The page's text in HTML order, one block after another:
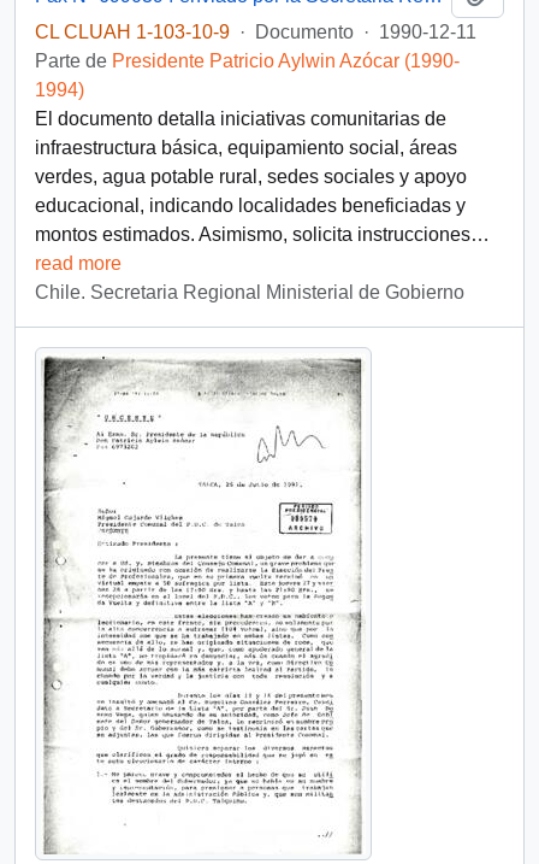
CL CLUAH 1-103-10-9 · Documento · 1990-12-11
Parte de Presidente Patricio Aylwin Azócar (1990-
1994)
El documento detalla iniciativas comunitarias de
infraestructura básica, equipamiento social, áreas
verdes, agua potable rural, sedes sociales y apoyo
educacional, indicando localidades beneficiadas y
montos estimados. Asimismo, solicita instrucciones…
read more
Chile. Secretaria Regional Ministerial de Gobierno